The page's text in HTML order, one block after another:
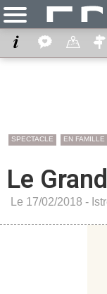
SPECTACLE EN FAMILLE
Le
Le 17/02/2018 -